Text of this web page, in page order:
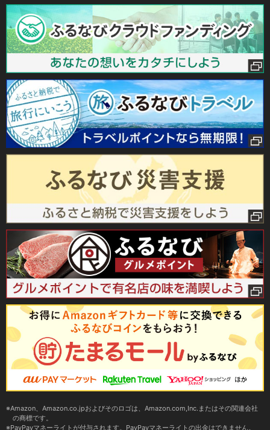
Amazon、Amazon.co.jpおよびそのロゴは、Amazon.com,Inc.またはその関連会社
の商標です。
PayPayマネーライトが付与されます。PayPayマネーライトの出金はできません。